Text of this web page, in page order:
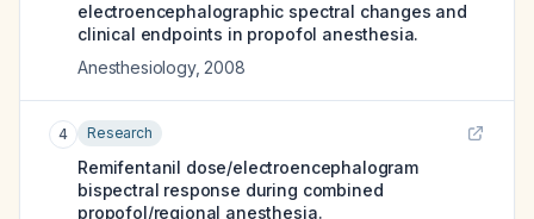
electroencephalographic spectral changes and
clinical endpoints in propofol anesthesia.
Anesthesiology, 2008
4 Research
Remifentanil dose/electroencephalogram
bispectral response during combined
propofol/regional anesthesia.